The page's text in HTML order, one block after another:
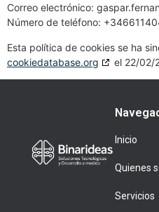
Correo electrónico:
Número de teléfono:
Esta política de cookies se ha
cookiedatabase.org
el 22/02/
Inicio
Quienes
Servicios